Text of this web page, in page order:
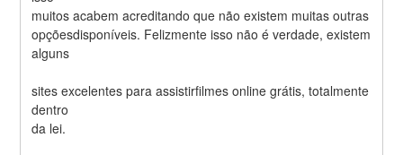
muitos acabem acreditando que não existem muitas outras
opçõesdisponíveis. Felizmente isso não é verdade, existem
alguns
sites excelentes para assistirfilmes online grátis, totalmente
dentro
da lei.